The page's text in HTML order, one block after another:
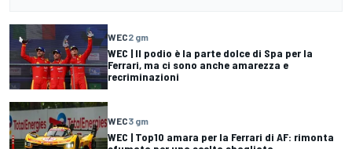
WEC2 gm
WEC | Il podio è la parte dolce di Spa per la
Ferrari, ma ci sono anche amarezza e
recriminazioni
WEC3 gm
WEC | Top10 amara per la Ferrari di AF: rimonta